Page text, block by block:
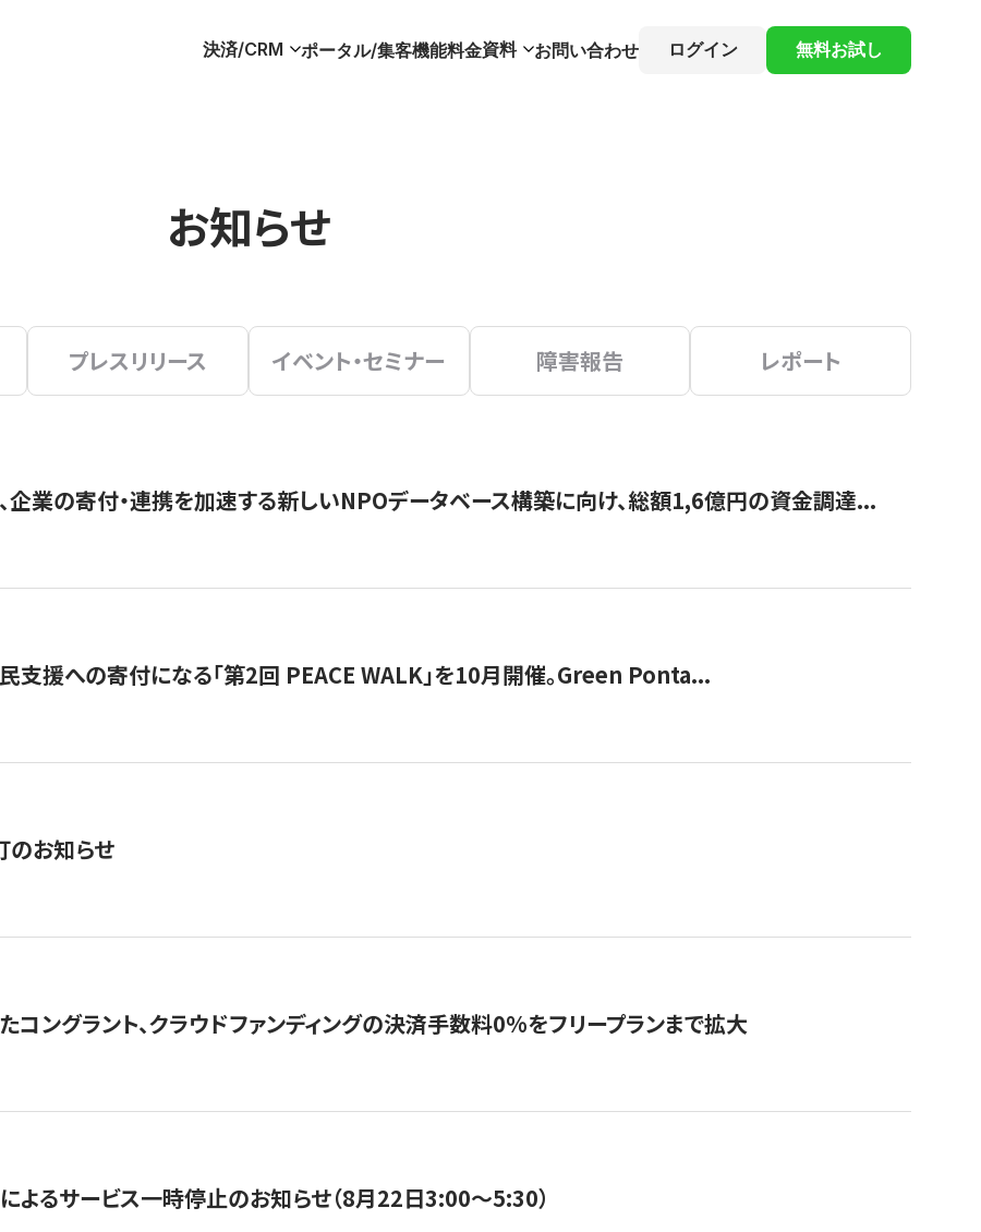
決済/CRM ポータル/集客機能料金資料 お問い合わせ ログイン 無料お試し
お知らせ
プレスリリース イベント・セミナー 障害報告 レポート
企業の寄付・連携を加速する新しいNPOデータベース構築に向け、総額1,6億円の資金調達...
支援への寄付になる「第2回 PEACE WALK」を10月開催。Green Ponta...
のお知らせ
コングラント、クラウドファンディングの決済手数料0%をフリープランまで拡大
よるサービス一時停止のお知らせ（8月22日3:00〜5:30）